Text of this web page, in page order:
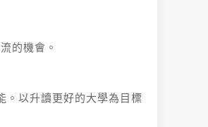
的機會。
。以升讀更好的大學為目標